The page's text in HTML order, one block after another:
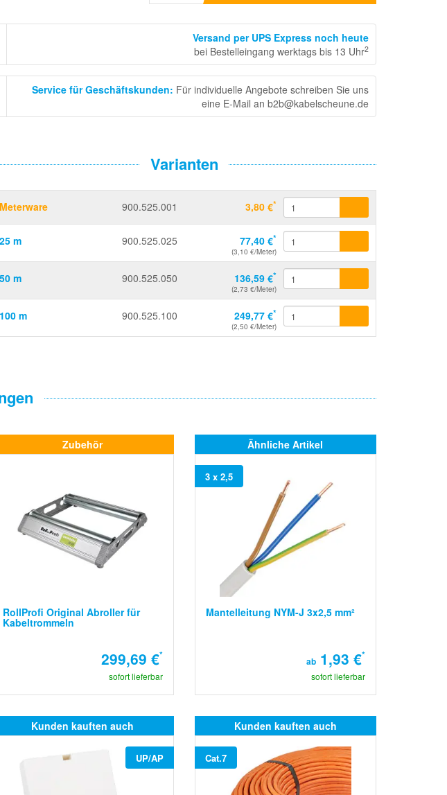
Versand per UPS Express noch heute
bei Bestelleingang werktags bis 13 Uhr2
Service für Geschäftskunden: Für individuelle Angebote schreiben Sie uns
eine E-Mail an b2b@kabelscheune.de
Varianten
Meterware 900.525.001 3,80 €*
25 m 900.525.025 77,40 €*
(3,10 €/Meter)
50 m 900.525.050 136,59 €*
(2,73 €/Meter)
100 m 900.525.100 249,77 €*
(2,50 €/Meter)
Zubehör
RollProfi Original Abroller für
Kabeltrommeln
299,69 €*
sofort lieferbar
Ähnliche Artikel
3 x 2,5
Mantelleitung NYM-J 3x2,5 mm²
ab 1,93 €*
sofort lieferbar
Kunden kauften auch
UP/AP
Kunden kauften auch
Cat.7